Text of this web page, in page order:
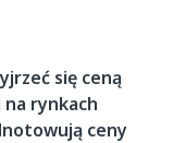
się ceną
na rynkach
ceny